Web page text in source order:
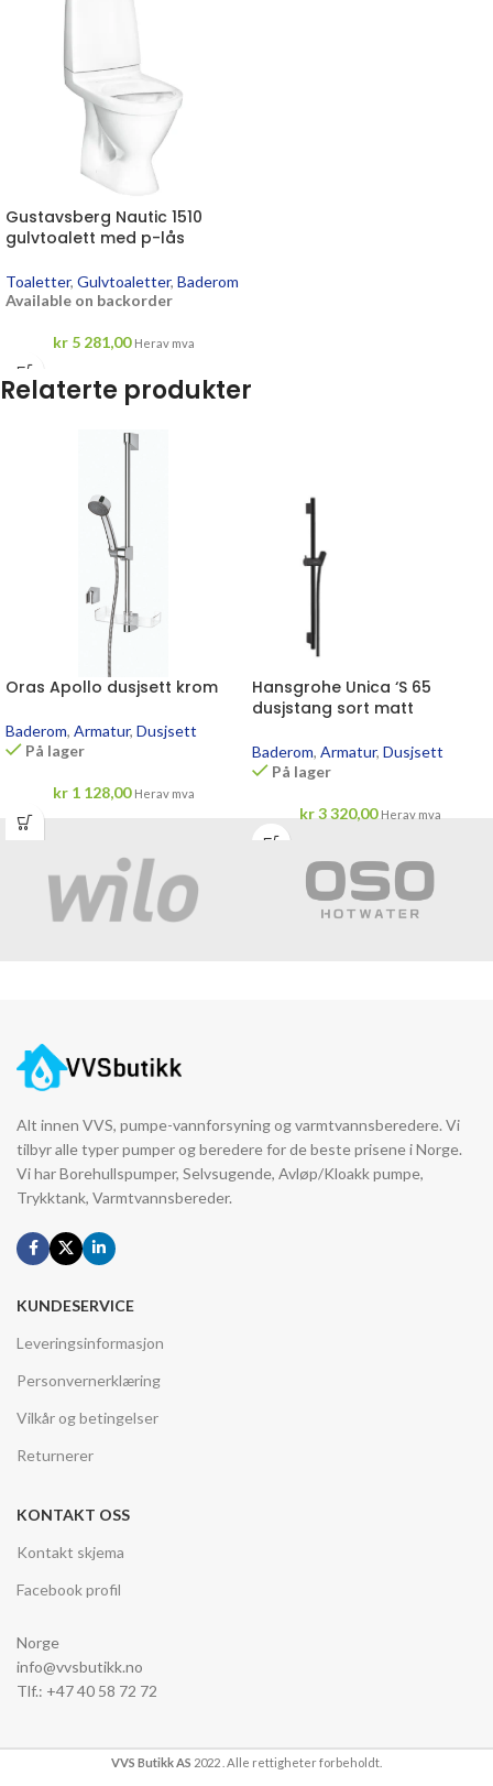
Gustavsberg Nautic 1510
gulvtoalett med p-lås
Toaletter, Gulvtoaletter, Baderom
Available on backorder
kr5 281,00 Herav mva
Relaterte produkter
Oras Apollo dusjsett krom
Baderom, Armatur, Dusjsett
På lager
kr1 128,00 Herav mva
Hansgrohe Unica ‘S 65
dusjstang sort matt
Baderom, Armatur, Dusjsett
På lager
kr3 320,00 Herav mva
Alt innen VVS, pumpe-vannforsyning og varmtvannsberedere. Vi
tilbyr alle typer pumper og beredere for de beste prisene i Norge.
Vi har Borehullspumper, Selvsugende, Avløp/Kloakk pumpe,
Trykktank, Varmtvannsbereder.
KUNDESERVICE
Leveringsinformasjon
Personvernerklæring
Vilkår og betingelser
Returnerer
KONTAKT OSS
Kontakt skjema
Facebook profil
Norge
info@vvsbutikk.no
Tlf.: +47 40 58 72 72
VVS Butikk AS 2022 . Alle rettigheter forbeholdt.